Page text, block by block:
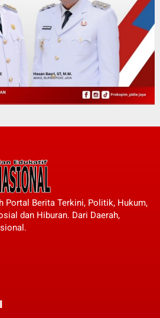
Portal Berita Terkini, Politik, Hukum,
dan Hiburan. Dari Daerah,